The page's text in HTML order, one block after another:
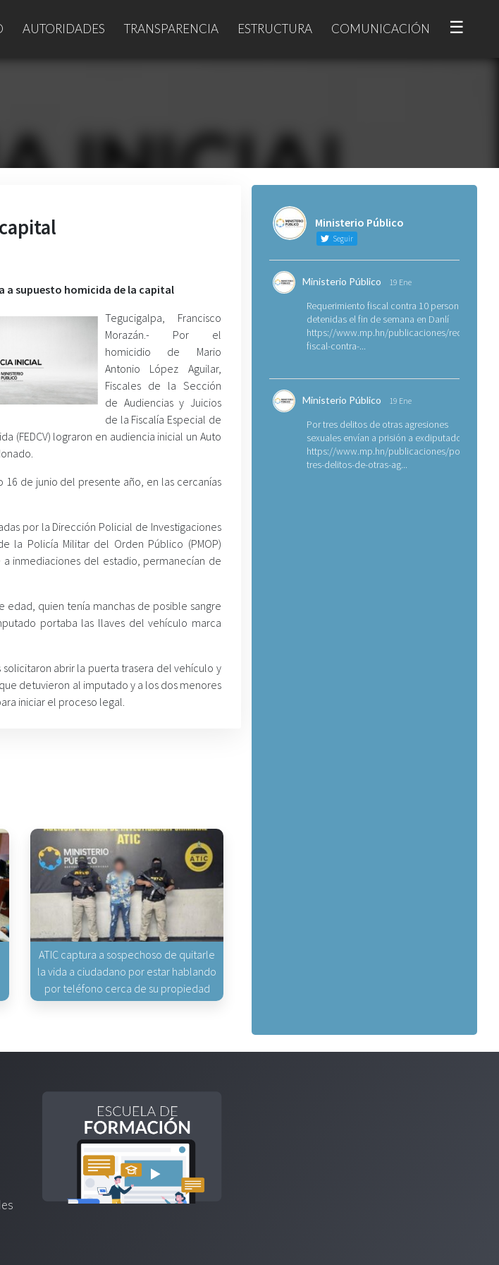
AUTORIDADES TRANSPARENCIA ESTRUCTURA COMUNICACIÓN ☰
a supuesto homicida de la capital
Tegucigalpa, Francisco
Morazán.- Por el
homicidio de Mario
Antonio López Aguilar,
Fiscales de la Sección
de Audiencias y Juicios
de la Fiscalía Especial de
(FEDCV) lograron en audiencia inicial un Auto
de junio del presente año, en las cercanías
por la Dirección Policial de Investigaciones
la Policía Militar del Orden Público (PMOP)
inmediaciones del estadio, permanecían de
edad, quien tenía manchas de posible sangre
portaba las llaves del vehículo marca
abrir la puerta trasera del vehículo y
detuvieron al imputado y a los dos menores
iniciar el proceso legal.
ATIC captura a sospechoso de quitarle
la vida a ciudadano por estar hablando
por teléfono cerca de su propiedad
Ministerio Público
Seguir
Ministerio Público 19 Ene
Requerimiento fiscal contra 10 personas
detenidas el fin de semana en Danlí
https://www.mp.hn/publicaciones/
fiscal-contra-...
Ministerio Público 19 Ene
Por tres delitos de otras agresiones
sexuales envían a prisión a exdiputado
https://www.mp.hn/publicaciones/por-
tres-delitos-de-otras-ag...